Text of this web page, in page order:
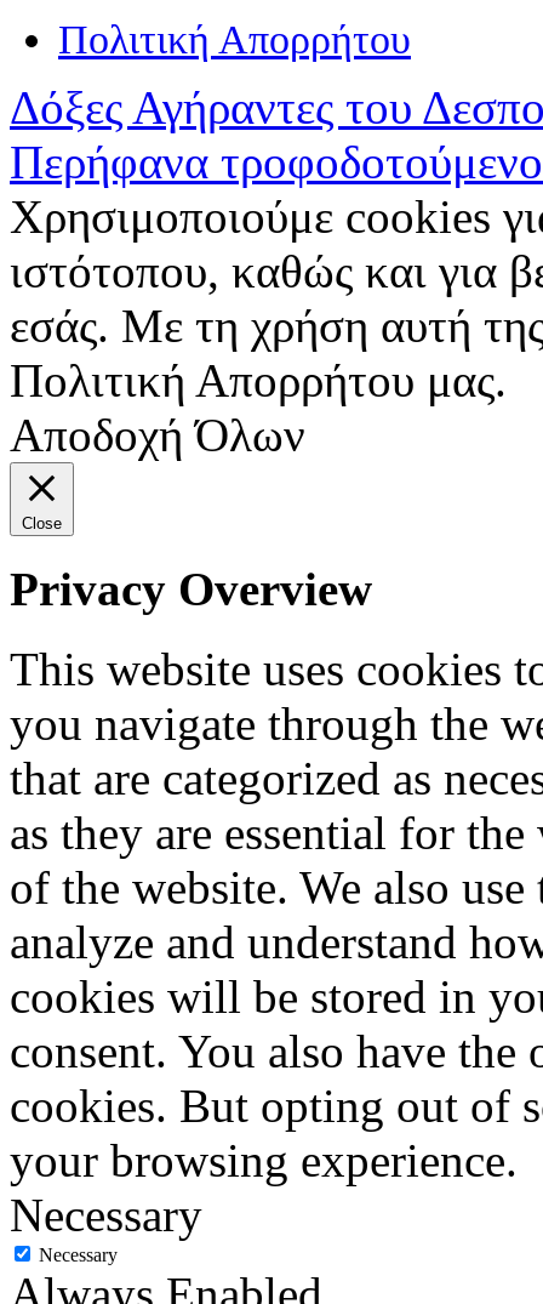
Πολιτική Απορρήτου
Δόξες Αγήραντες του
Περήφανα
Χρησιμοποιούμε cookies
ιστότοπου, καθώς και για
εσάς. Με τη χρήση αυτή
Πολιτική Απορρήτου μας.
Αποδοχή Όλων
Close
Privacy Overview
This website uses cookies
you navigate through the
that are categorized as
as they are essential for
of the website. We also
analyze and understand
cookies will be stored in
consent. You also have
cookies. But opting out of
your browsing experience.
Necessary
Necessary